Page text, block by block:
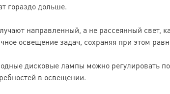
гораздо дольше.
направленный, а не рассеянный свет,
освещение задач, сохраняя при этом
дисковые лампы можно регулировать
в освещении.